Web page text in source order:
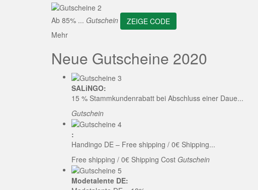
Ab 85% ... Gutschein
ZEIGE CODE
Mehr
Neue Gutscheine 2020
SALiNGO:
15 % Stammkundenrabatt bei Abschluss einer Daue...
Gutschein
:
Handingo DE – Free shipping / 0€ Shipping...
Free shipping / 0€ Shipping Cost Gutschein
Modetalente DE: